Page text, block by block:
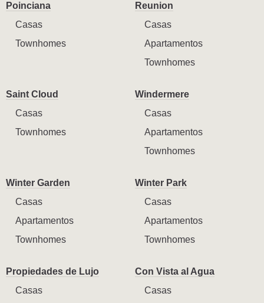
Poinciana
Casas
Townhomes
Reunion
Casas
Apartamentos
Townhomes
Saint Cloud
Casas
Townhomes
Windermere
Casas
Apartamentos
Townhomes
Winter Garden
Casas
Apartamentos
Townhomes
Winter Park
Casas
Apartamentos
Townhomes
Propiedades de Lujo
Casas
Con Vista al Agua
Casas